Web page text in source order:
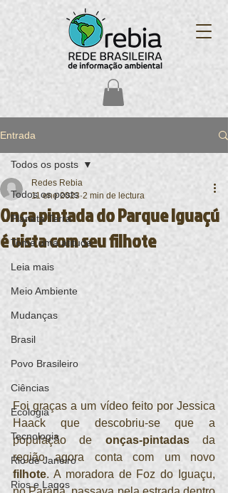
Entrada
Todos os posts
Planeta Terra
Tome uma atitude
Leia mais
Meio Ambiente
Mudanças
Brasil
Povo Brasileiro
Ciências
Ecologia
Tecnologia
Rio de Janeiro
Rios e Lagos
Todos os posts
Onça pintada do Parque Iguaçú
é vista com seu filhote
Redes Rebia
11 ene 2023 2 min de lectura
Foi graças a um vídeo feito por Jessica
Haack que descobriu-se que a
população de onças-pintadas da
filhote. A moradora de Foz do Iguaçu,